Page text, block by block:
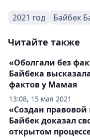
2021 год Байбек
Читайте также
13:08, 15 мая 2021
«Оболгали без
Байбека
фактов у Мамая
«Создан
Байбек доказал
открытом